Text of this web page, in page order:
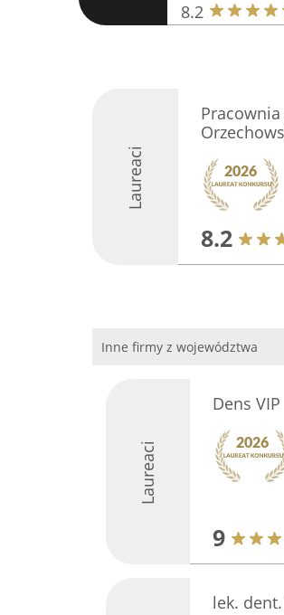
8.2
Laureaci
8.2
Inne firmy z województwa
Laureaci
Dens VIP
9
lek.